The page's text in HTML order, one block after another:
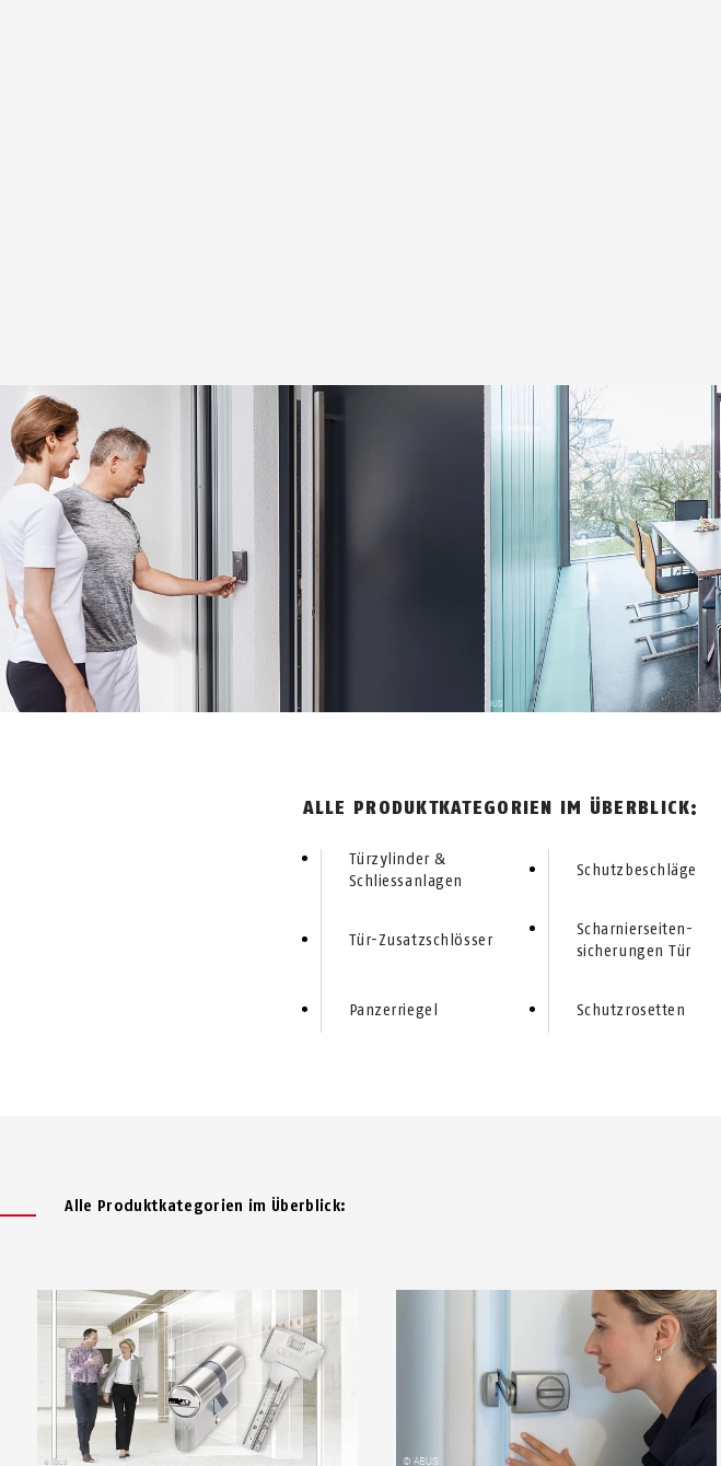
ALLE PRODUKTKATEGORIEN IM ÜBERBLICK:
Türzylinder &
Schliessanlagen
Tür-Zusatzschlösser
Panzerriegel
Schutzbeschläge
Scharnier­seiten­
sicherungen Tür
Schutz­ro­set­ten
Alle Produktkategorien im Überblick: